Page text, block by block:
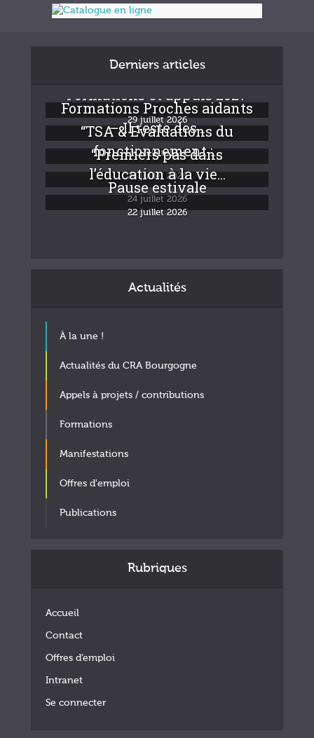
Derniers articles
Formations et appuis 2027
29 juillet 2026
Formations Proches aidants
– Il reste des...
24 juillet 2026
“TSA & Evaluations du
fonctionnement :...
24 juillet 2026
“Premiers pas dans
l’éducation à la vie...
24 juillet 2026
Pause estivale
22 juillet 2026
Actualités
À la une !
Actualités du CRA Bourgogne
Appels à projets / contributions
Formations
Manifestations
Offres d'emploi
Publications
Rubriques
Accueil
Contact
Offres d’emploi
Intranet
Se connecter